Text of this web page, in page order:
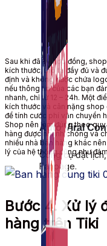
Auto Viral
Công cụ đặt
Fanpage.
Sau khi đã ký hợp đồng,
kích thước, mô tả đầy đủ và
định và không được chứa
nếu thông tin của các bạn
nhanh, chỉ từ 12 – 24h. Một
kích thước và cân nặng shop
để tính cước phí vận chuyển
Shop nên làm đúng theo
hàng được nhanh chóng và
nhiều nhà bán hàng khác
lý của hệ thống cũng như
Bước 4. Xử lý
hàng trên Tiki